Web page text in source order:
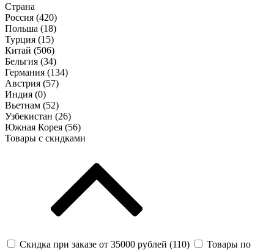
Страна
Россия (420)
Польша (18)
Турция (15)
Китай (506)
Бельгия (34)
Германия (134)
Австрия (57)
Индия (0)
Вьетнам (52)
Узбекистан (26)
Южная Корея (56)
Товары с скидками
Скидка при заказе от 35000 рублей (110)
Товары по